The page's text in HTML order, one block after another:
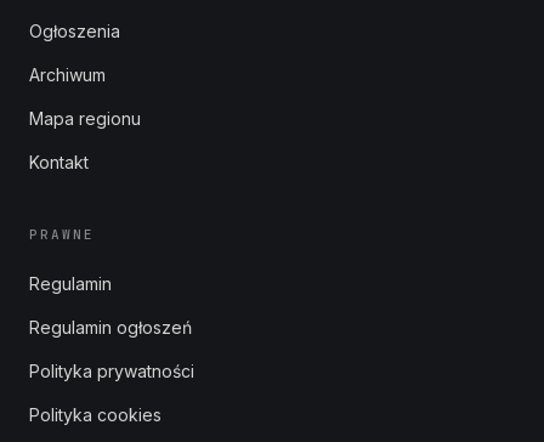
Ogłoszenia
Archiwum
Mapa regionu
Kontakt
PRAWNE
Regulamin
Regulamin ogłoszeń
Polityka prywatności
Polityka cookies